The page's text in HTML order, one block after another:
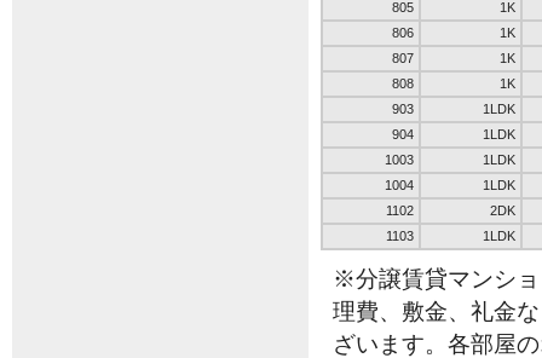
805
1K
806
1K
807
1K
808
1K
903
1LDK
904
1LDK
1003
1LDK
1004
1LDK
1102
2DK
1103
1LDK
※分譲賃貸マンシ
理費、敷金、礼金
ざいます。各部屋